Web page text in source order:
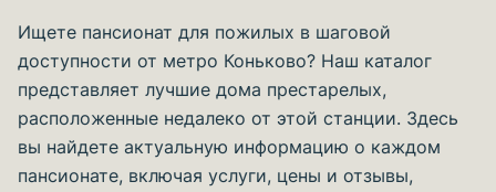
Ищете пансионат для пожилых в шаговой
доступности от метро Коньково? Наш каталог
представляет лучшие дома престарелых,
расположенные недалеко от этой станции. Здесь
вы найдете актуальную информацию о каждом
пансионате, включая услуги, цены и отзывы,